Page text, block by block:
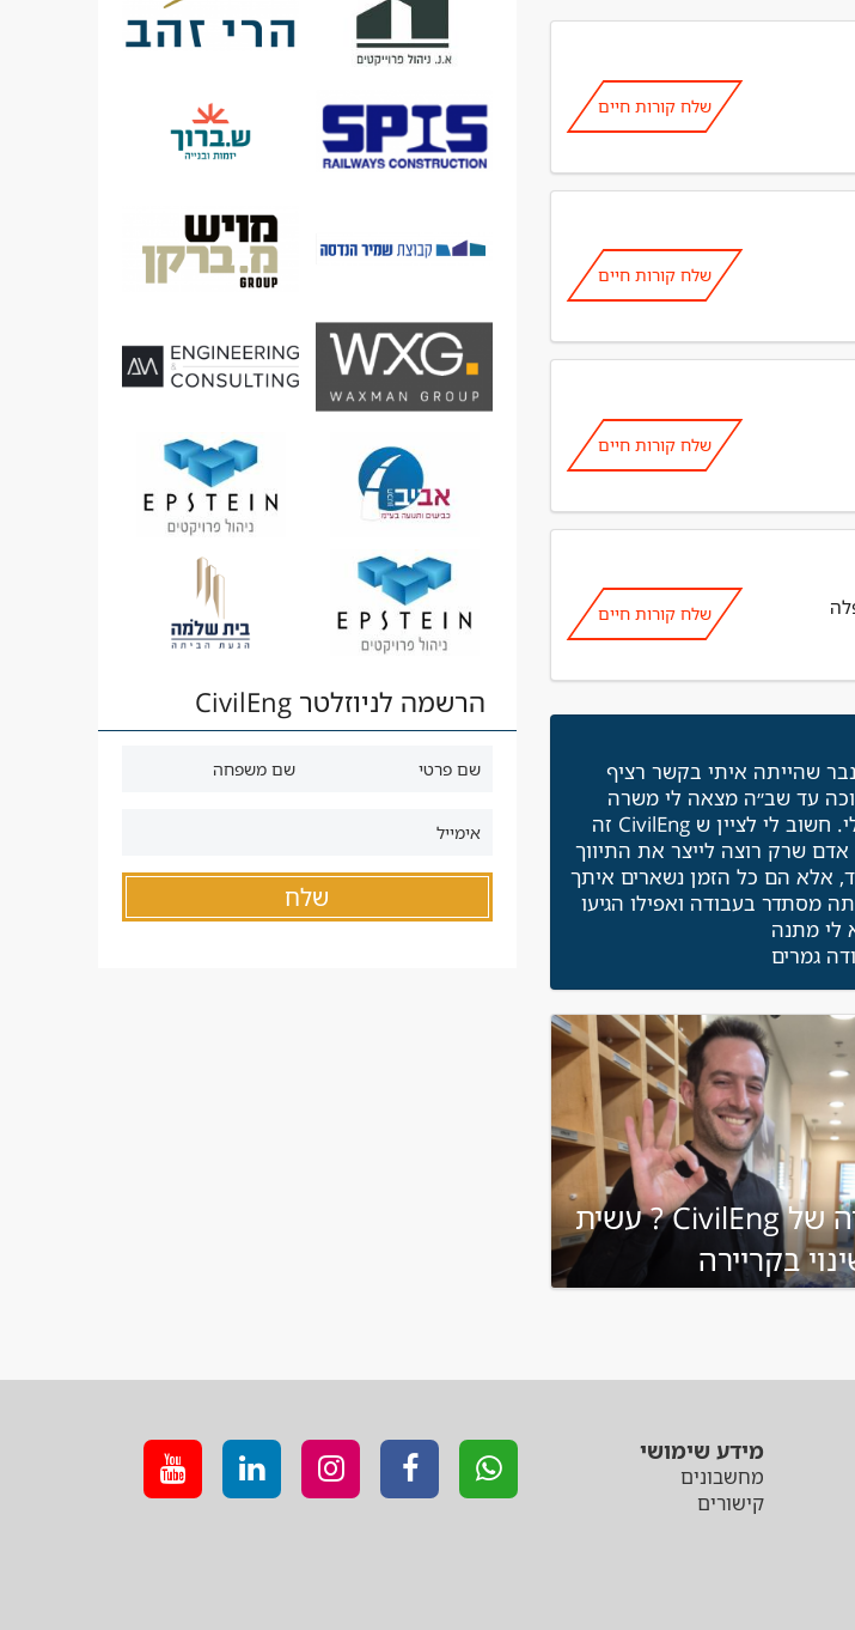
שלח קורות חיים
שלח קורות חיים
שלח קורות חיים
שלח קורות חיים
שהייתה איתי בקשר רציף
עד שב״ה מצאה לי משרה
שממש התאימה לי. חשוב לי לציין ש CivilEng זה
שרק רוצה לייצר את התיווך
אלא הם כל הזמן נשארים איתך
מסתדר בעבודה ואפילו הגיעו
לי מתנה
גמרים
קיבלת קסדה של CivilEng ? עשית
בקריירה
הרשמה לניוזלטר CivilEng
מידע שימושי
מחשבונים
קישורים